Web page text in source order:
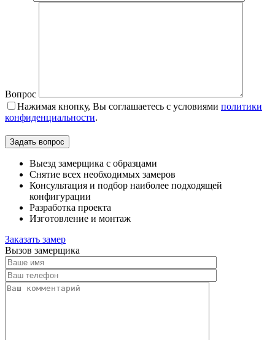
Вопрос
Нажимая кнопку, Вы соглашаетесь с условиями политики
конфиденциальности.
Задать вопрос
Выезд замерщика с образцами
Снятие всех необходимых замеров
Консультация и подбор наиболее подходящей
конфигурации
Разработка проекта
Изготовление и монтаж
Заказать замер
Вызов замерщика